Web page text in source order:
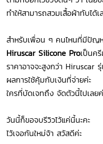
ทำให้สามารถสวมเสื้อผ้าทับได้
สำหรับเพื่อน ๆ คนไหนที่มีปัญห
Hiruscar Silicone Proเป็นค
ราคาอาจจะสูงกว่า Hiruscar
ผลการใช้คุ้มกับเงินที่จ่ายค่ะ
ใครที่บัดเจทถึง จัดตัวนี้ไปเลย
วันนี้ก็ขอจบรีวิวไว้แค่นี้นะคะ
ไว้เจอกันใหม่จ้า สวัสดีค่ะ